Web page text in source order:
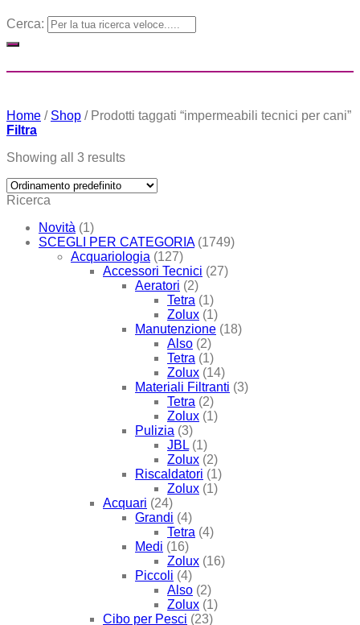
Cerca:
Home / Shop /Prodotti taggati “impermeabili tecnici per cani”
Filtra
Showing all 3 results
Ricerca
Novità (1)
SCEGLI PER CATEGORIA (1749)
Acquariologia (127)
Accessori Tecnici (27)
Aeratori (2)
Tetra (1)
Zolux (1)
Manutenzione (18)
Also (2)
Tetra (1)
Zolux (14)
Materiali Filtranti (3)
Tetra (2)
Zolux (1)
Pulizia (3)
JBL (1)
Zolux (2)
Riscaldatori (1)
Zolux (1)
Acquari (24)
Grandi (4)
Tetra (4)
Medi (16)
Zolux (16)
Piccoli (4)
Also (2)
Zolux (1)
Cibo per Pesci (23)